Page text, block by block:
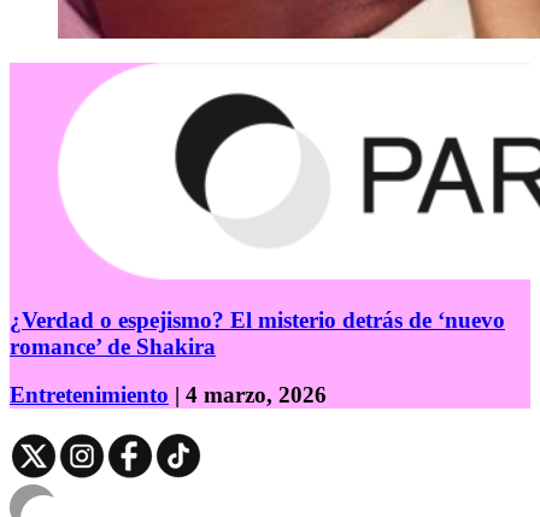
¿Verdad o espejismo? El misterio detrás de ‘nuevo
romance’ de Shakira
Entretenimiento | 4 marzo, 2026